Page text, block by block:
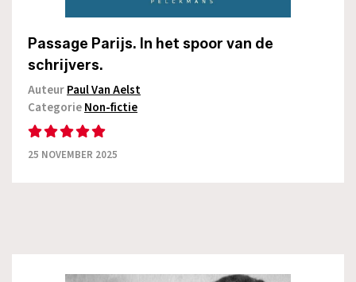
Passage Parijs. In het spoor van de
schrijvers.
AuteurPaul Van Aelst
CategorieNon-fictie
25 NOVEMBER 2025